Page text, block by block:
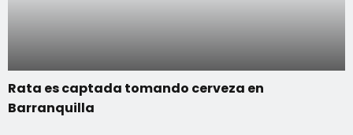
Rata es captada tomando cerveza en
Barranquilla